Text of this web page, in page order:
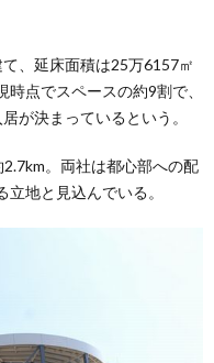
、延床面積は25万6157㎡
点でスペースの約9割で、
が決まっているという。
。両社は都心部への配
地と見込んでいる。